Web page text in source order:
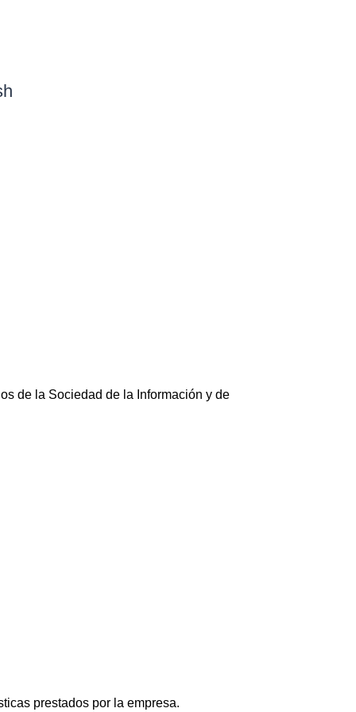
de la Sociedad de la Información y de
prestados por la empresa.